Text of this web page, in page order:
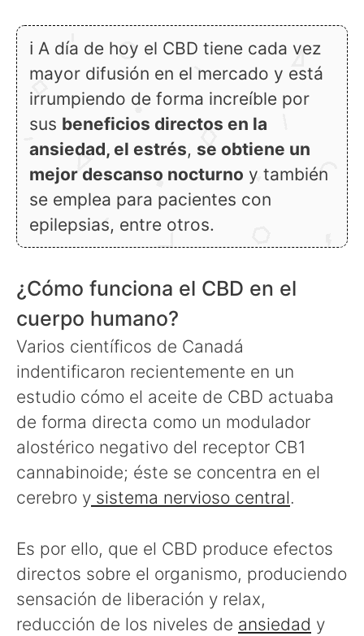
ℹ A día de hoy el CBD tiene cada vez
mayor difusión en el mercado y está
irrumpiendo de forma increíble por
sus beneficios directos en la
ansiedad, el estrés, se obtiene un
mejor descanso nocturno y también
se emplea para pacientes con
epilepsias, entre otros.
¿Cómo funciona el CBD en el
cuerpo humano?
Varios científicos de Canadá
indentificaron recientemente en un
estudio cómo el aceite de CBD actuaba
de forma directa como un modulador
alostérico negativo del receptor CB1
cannabinoide; éste se concentra en el
cerebro y sistema nervioso central.
Es por ello, que el CBD produce efectos
directos sobre el organismo, produciendo
sensación de liberación y relax,
reducción de los niveles de ansiedad y